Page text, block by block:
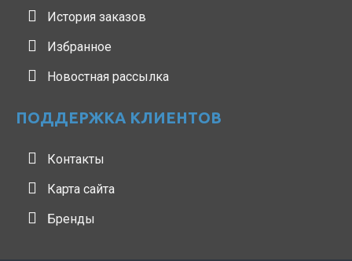
История заказов
Избранное
Новостная рассылка
ПОДДЕРЖКА КЛИЕНТОВ
Контакты
Карта сайта
Бренды